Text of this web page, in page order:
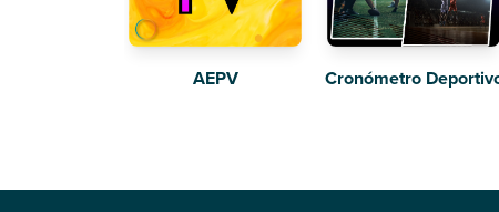
AEPV Cronómetro